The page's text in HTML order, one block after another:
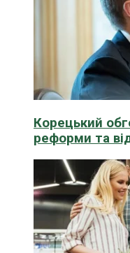
Корецький
реформи та